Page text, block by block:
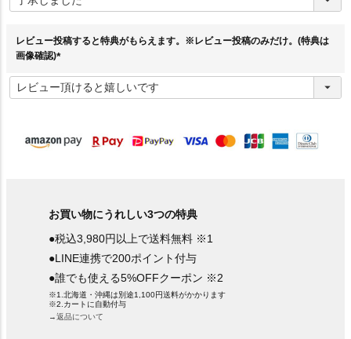
須
レビュー投稿すると特典がもらえます。※レビュー投稿のみだけ。(特典は
画像確認)
必
須
お買い物にうれしい3つの特典
●税込3,980円以上で送料無料 ※1
●LINE連携で200ポイント付与
●誰でも使える5%OFFクーポン ※2
※1.北海道・沖縄は別途1,100円送料がかかります
※2.カートに自動付与
→返品について